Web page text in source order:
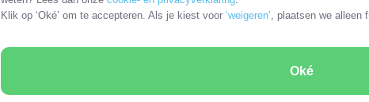
Klik op ‘Oké’ om te accepteren. Als je kiest voor ‘weigeren’, plaatsen we alleen
Oké
166 PRODUCTEN